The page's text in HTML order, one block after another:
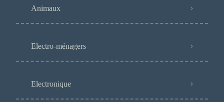
Animaux
Electro-ménagers
Electronique